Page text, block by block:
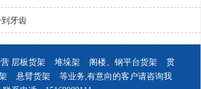
牙齿
层板货架 堆垛架 阁楼、钢平台货架
贯
悬臂货架
等业务,有意向的客户请咨询我